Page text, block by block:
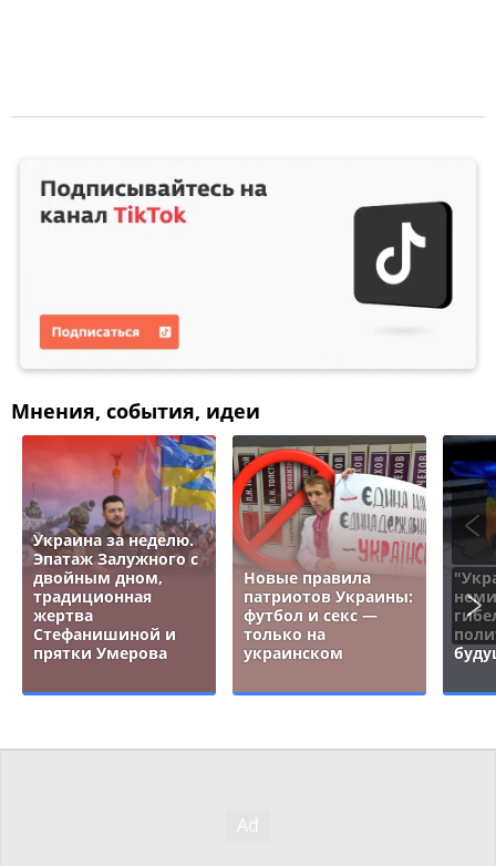
Мнения, события, идеи
Украина за неделю.
Эпатаж Залужного с
двойным дном,
традиционная
жертва
Стефанишиной и
прятки Умерова
Новые правила
патриотов Украины:
футбол и секс —
только на
украинском